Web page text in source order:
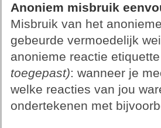
Anoniem misbruik
Misbruik van het
gebeurde vermoedelijk
anonieme reactie etiquette
toegepast): wanneer je
welke reacties van jou
ondertekenen met